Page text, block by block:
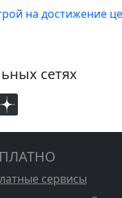
на достижение
сетях
сервисы